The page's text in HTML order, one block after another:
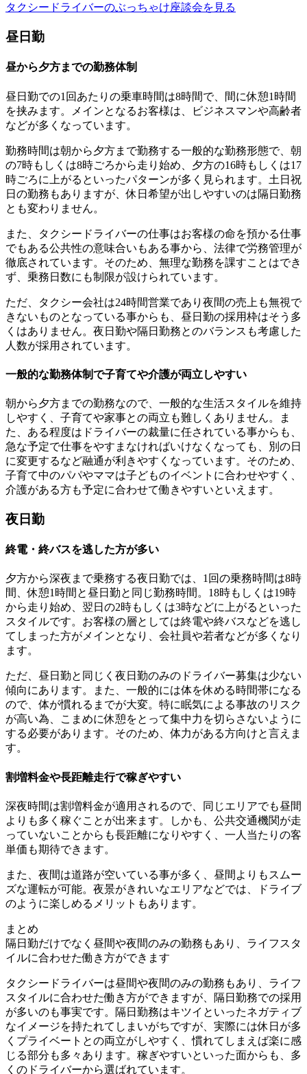
タクシードライバーのぶっちゃけ座談会を見る
昼日勤
昼から夕方までの勤務体制
昼日勤での1回あたりの乗車時間は8時間で、間に休憩1時間
を挟みます。
メインとなるお客様は、ビジネスマンや高齢者
などが多くなっています。
勤務時間は朝から夕方まで勤務する一般的な勤務形態で、朝
の7時もしくは8時ごろから走り始め、夕方の16時もしくは17
時ごろに上がるといったパターンが多く見られます。土日祝
日の勤務もありますが、休日希望が出しやすいのは隔日勤務
とも変わりません。
また、タクシードライバーの仕事はお客様の命を預かる仕事
でもある公共性の意味合いもある事から、法律で労務管理が
徹底されています。そのため、無理な勤務を課すことはでき
ず、 乗務日数にも制限が設けられています。
ただ、タクシー会社は24時間営業であり夜間の売上も無視で
きないものとなっている事からも、 昼日勤の採用枠はそう多
くはありません。夜日勤や隔日勤務とのバランスも考慮した
人数が採用されています。
一般的な勤務体制で子育てや介護が両立しやすい
朝から夕方までの勤務なので、一般的な生活スタイルを維持
しやすく、子育てや家事との両立も難しくありません。ま
た、ある程度はドライバーの裁量に任されている事からも、
急な予定で仕事をやすまなければいけなくなっても、別の日
に変更するなど融通が利きやすくなっています。そのため、
子育て中のパパやママは子どものイベントに合わせやすく、
介護がある方も予定に合わせて働きやすいといえます。
夜日勤
終電・終バスを逃した方が多い
夕方から深夜まで乗務する夜日勤では、 1回の乗務時間は8時
間、休憩1時間 と昼日勤と同じ勤務時間。18時もしくは19時
から走り始め、翌日の2時もしくは3時などに上がるといった
スタイルです。 お客様の層としては終電や終バスなどを逃し
てしまった方がメインとなり、会社員や若者などが多くなり
ます。
ただ、昼日勤と同じく 夜日勤のみのドライバー募集は少ない
傾向にあります。また、一般的には体を休める時間帯になる
ので、体が慣れるまでが大変。特に眠気による事故のリスク
が高い為、こまめに休憩をとって集中力を切らさないように
する必要があります。そのため、 体力がある方向けと言えま
す。
割増料金や長距離走行で稼ぎやすい
深夜時間は割増料金が適用されるので、
同じエリアでも昼間
よりも多く稼ぐことが出来ます。しかも、公共交通機関が走
っていないことからも長距離になりやすく、一人当たりの客
単価も期待できます。
また、夜間は道路が空いている事が多く、 昼間よりもスムー
ズな運転が可能。夜景がきれいなエリアなどでは、ドライブ
のように楽しめるメリットもあります。
まとめ
隔日勤だけでなく昼間や夜間のみの勤務もあり、ライフスタ
イルに合わせた働き方ができます
タクシードライバーは昼間や夜間のみの勤務もあり、ライフ
スタイルに合わせた働き方ができますが、
隔日勤務での採用
が多いのも事実です。隔日勤務はキツイといったネガティブ
なイメージを持たれてしまいがちですが、実際には休日が多
くプライベートとの両立がしやすく、慣れてしまえば楽に感
じる部分も多々あります。稼ぎやすいといった面からも、多
くのドライバーから選ばれています。